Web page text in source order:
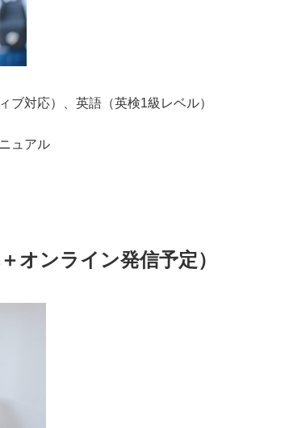
ブ対応）、英語（英検1級レベル）
ュアル
オンライン発信予定）